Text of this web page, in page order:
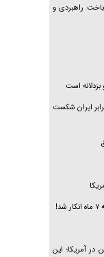
راهبردی و
است
ایران شکست
در آمریکا؛ این